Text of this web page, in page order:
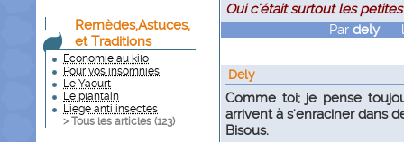
Remèdes,Astuces,
et Traditions
Economie au kilo
Pour vos insomnies
Le Yaourt
Le plantain
Liege anti insectes
> Tous les articles (123)
Oui c'était surtout les
Par delyle
Dely
Comme toi; je pense
arrivent à s'enraciner dans
Bisous.